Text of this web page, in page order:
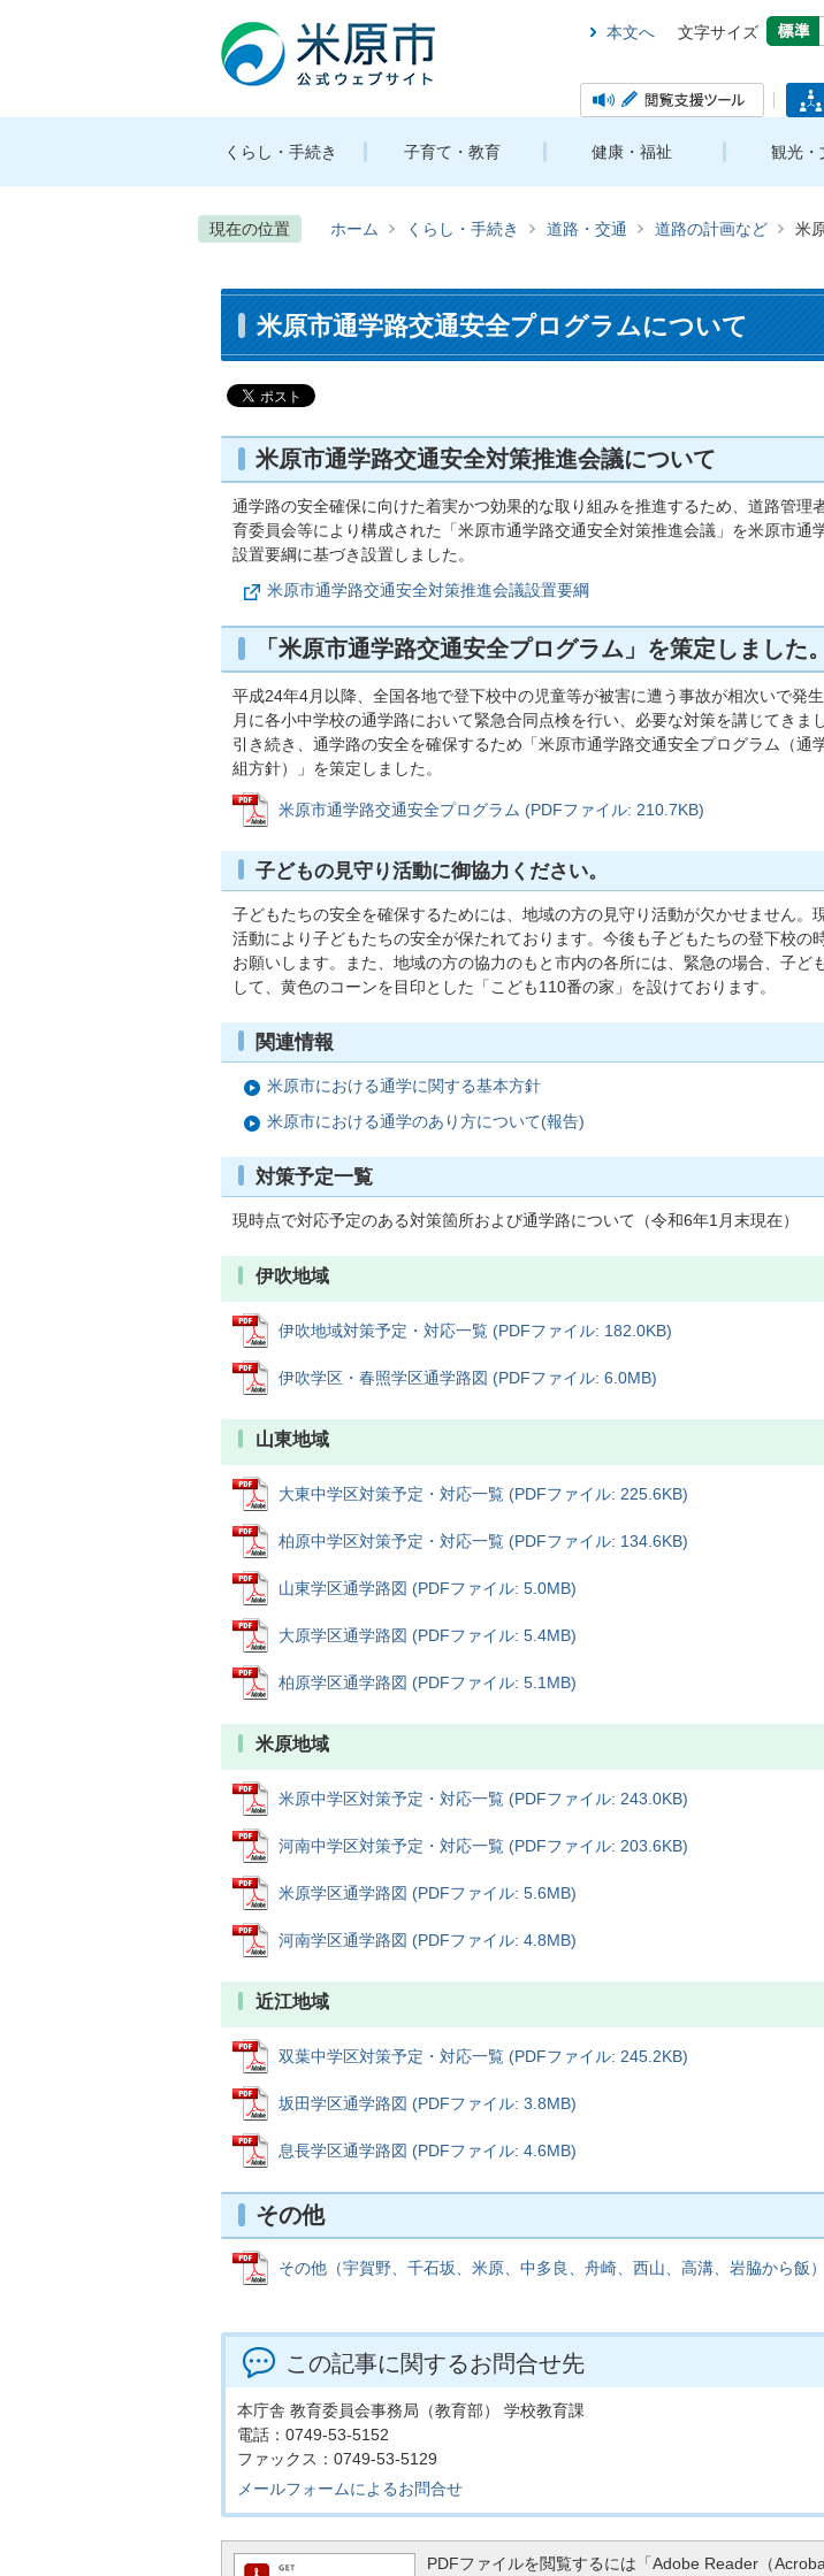
本文へ 文字サイズ
くらし・手続き 子育て・教育 健康・福祉 観光・
現在の位置 ホーム くらし・手続き 道路・交通 道路の計画など 米
米原市通学路交通安全プログラムについて
米原市通学路交通安全対策推進会議について
通学路の安全確保に向けた着実かつ効果的な取り組みを推進するため、道路管理
育委員会等により構成された「米原市通学路交通安全対策推進会議」を米原市通
設置要綱に基づき設置しました。
米原市通学路交通安全対策推進会議設置要綱
「米原市通学路交通安全プログラム」を策定しました。
平成24年4月以降、全国各地で登下校中の児童等が被害に遭う事故が相次いで発
月に各小中学校の通学路において緊急合同点検を行い、必要な対策を講じてきまし
引き続き、通学路の安全を確保するため「米原市通学路交通安全プログラム（通
組方針）」を策定しました。
米原市通学路交通安全プログラム (PDFファイル: 210.7KB)
子どもの見守り活動に御協力ください。
子どもたちの安全を確保するためには、地域の方の見守り活動が欠かせません。
活動により子どもたちの安全が保たれております。今後も子どもたちの登下校の
お願いします。また、地域の方の協力のもと市内の各所には、緊急の場合、子ど
して、黄色のコーンを目印とした「こども110番の家」を設けております。
関連情報
米原市における通学に関する基本方針
米原市における通学のあり方について(報告)
対策予定一覧
現時点で対応予定のある対策箇所および通学路について（令和6年1月末現在）
伊吹地域
伊吹地域対策予定・対応一覧 (PDFファイル: 182.0KB)
伊吹学区・春照学区通学路図 (PDFファイル: 6.0MB)
山東地域
大東中学区対策予定・対応一覧 (PDFファイル: 225.6KB)
柏原中学区対策予定・対応一覧 (PDFファイル: 134.6KB)
山東学区通学路図 (PDFファイル: 5.0MB)
大原学区通学路図 (PDFファイル: 5.4MB)
柏原学区通学路図 (PDFファイル: 5.1MB)
米原地域
米原中学区対策予定・対応一覧 (PDFファイル: 243.0KB)
河南中学区対策予定・対応一覧 (PDFファイル: 203.6KB)
米原学区通学路図 (PDFファイル: 5.6MB)
河南学区通学路図 (PDFファイル: 4.8MB)
近江地域
双葉中学区対策予定・対応一覧 (PDFファイル: 245.2KB)
坂田学区通学路図 (PDFファイル: 3.8MB)
息長学区通学路図 (PDFファイル: 4.6MB)
その他
その他（宇賀野、千石坂、米原、中多良、舟崎、西山、高溝、岩脇から飯
この記事に関するお問合せ先
本庁舎 教育委員会事務局（教育部） 学校教育課
電話：0749-53-5152
ファックス：0749-53-5129
メールフォームによるお問合せ
PDFファイルを閲覧するには「Adobe Reader（